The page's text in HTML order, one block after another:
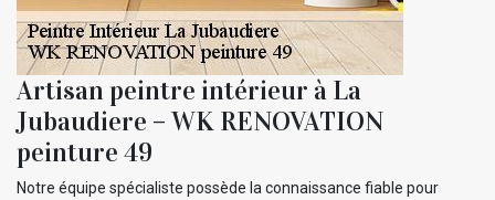
Artisan peintre intérieur à La
Jubaudiere – WK RENOVATION
peinture 49
Notre équipe spécialiste possède la connaissance fiable pour